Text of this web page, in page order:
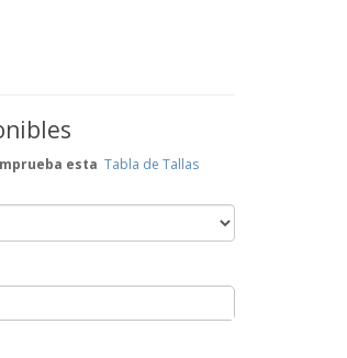
esta Tabla de Tallas